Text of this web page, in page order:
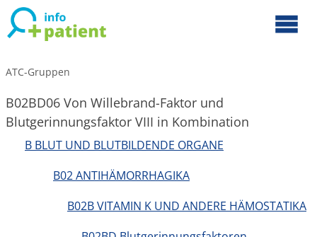
ATC-Gruppen
B02BD06 Von Willebrand-Faktor und
Blutgerinnungsfaktor VIII in Kombination
B BLUT UND BLUTBILDENDE ORGANE
B02 ANTIHÄMORRHAGIKA
B02B VITAMIN K UND ANDERE HÄMOSTATIKA